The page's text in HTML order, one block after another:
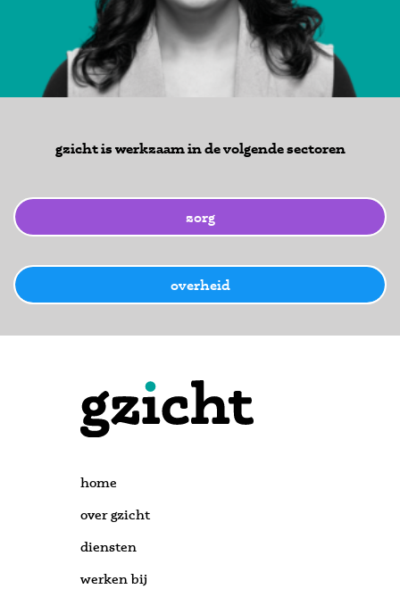
gzicht is werkzaam in de volgende sectoren
zorg
overheid
home
over gzicht
diensten
werken bij